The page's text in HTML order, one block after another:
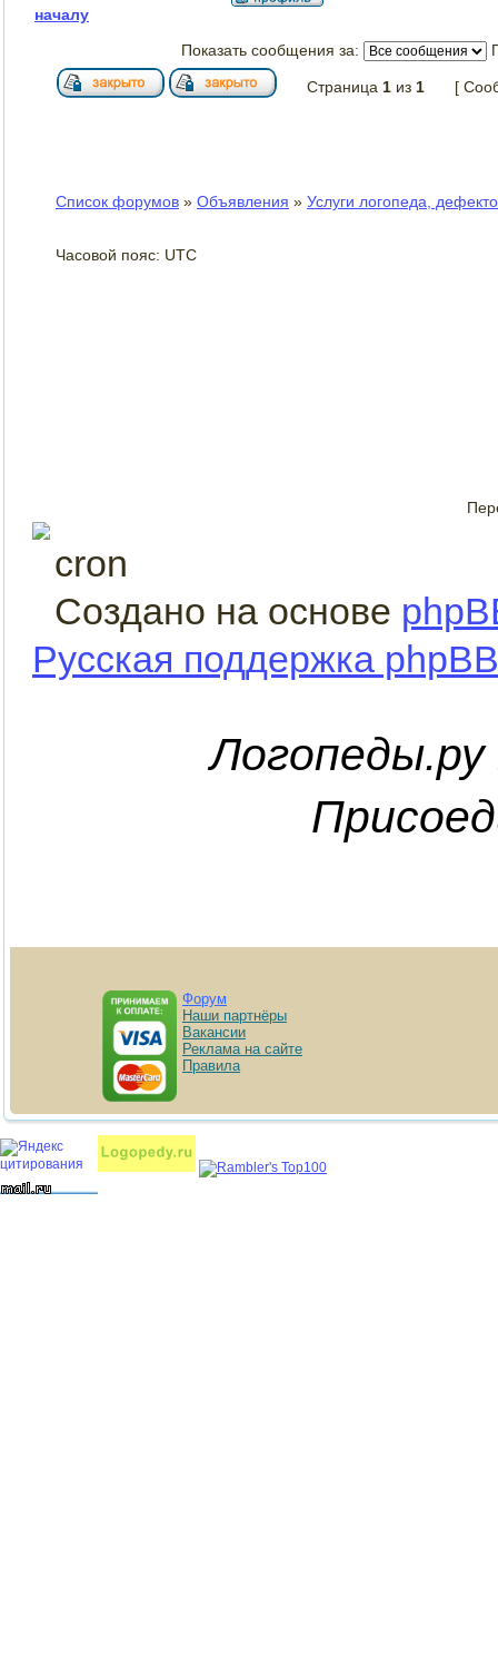
началу
Показать сообщения за:
Страница 1 из 1 [
Список форумов » Объявления » Услуги логопеда,
Часовой пояс: UTC
Создано на основе
Русская поддержка phpBB
Форум
Наши партнёры
Вакансии
Реклама на сайте
Правила